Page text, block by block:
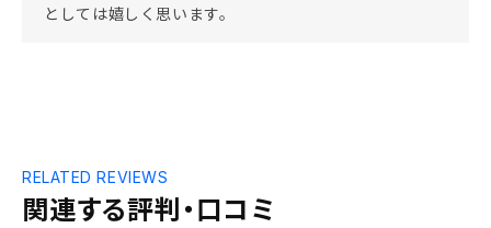
としては嬉しく思います。
関連する評判・口コミ
RELATED REVIEWS